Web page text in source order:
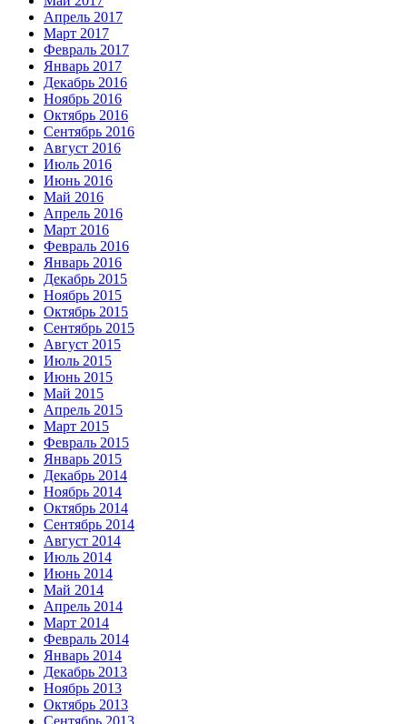
Апрель 2017
Март 2017
Февраль 2017
Январь 2017
Декабрь 2016
Ноябрь 2016
Октябрь 2016
Сентябрь 2016
Август 2016
Июль 2016
Июнь 2016
Май 2016
Апрель 2016
Март 2016
Февраль 2016
Январь 2016
Декабрь 2015
Ноябрь 2015
Октябрь 2015
Сентябрь 2015
Август 2015
Июль 2015
Июнь 2015
Май 2015
Апрель 2015
Март 2015
Февраль 2015
Январь 2015
Декабрь 2014
Ноябрь 2014
Октябрь 2014
Сентябрь 2014
Август 2014
Июль 2014
Июнь 2014
Май 2014
Апрель 2014
Март 2014
Февраль 2014
Январь 2014
Декабрь 2013
Ноябрь 2013
Октябрь 2013
Сентябрь 2013